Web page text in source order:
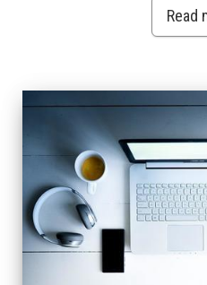
Read